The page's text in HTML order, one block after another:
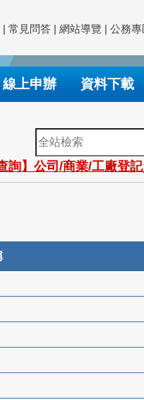
| 常見問答 | 網站導覽 | 公務專
線上申辦 資料下載
全
站
檢
索
詢】公司/商業/工廠登